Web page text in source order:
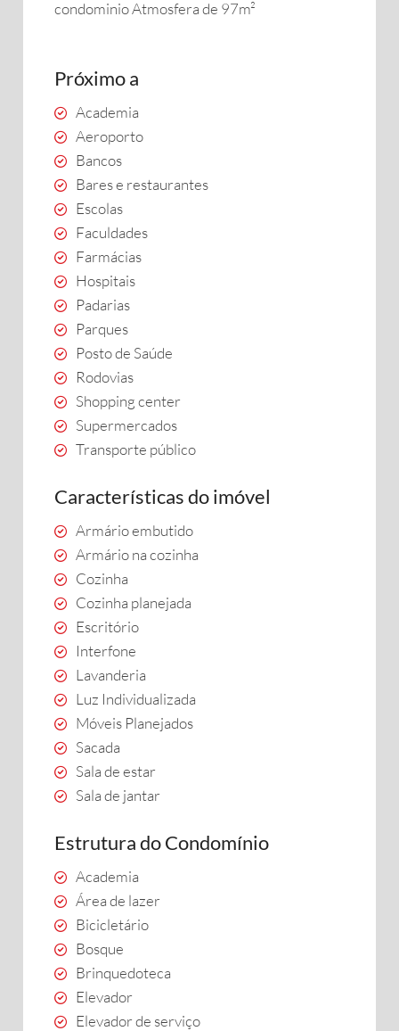
condominio Atmosfera de 97m²
Próximo a
Academia
Aeroporto
Bancos
Bares e restaurantes
Escolas
Faculdades
Farmácias
Hospitais
Padarias
Parques
Posto de Saúde
Rodovias
Shopping center
Supermercados
Transporte público
Características do imóvel
Armário embutido
Armário na cozinha
Cozinha
Cozinha planejada
Escritório
Interfone
Lavanderia
Luz Individualizada
Móveis Planejados
Sacada
Sala de estar
Sala de jantar
Estrutura do Condomínio
Academia
Área de lazer
Bicicletário
Bosque
Brinquedoteca
Elevador
Elevador de serviço